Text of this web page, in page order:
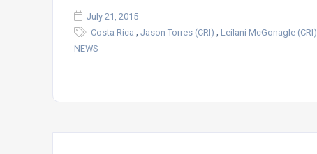
July 21, 2015
Costa Rica , Jason Torres (CRI) , Leilani McGonagle (CRI)
NEWS